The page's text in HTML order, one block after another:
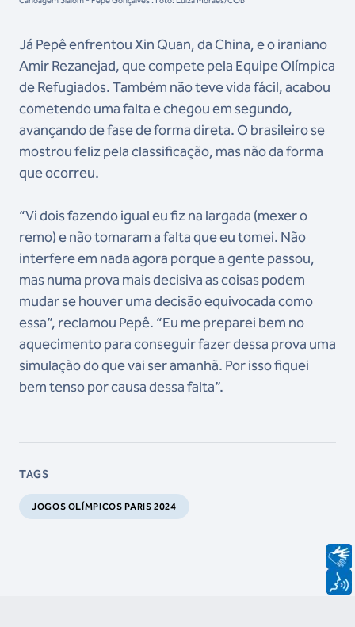
Já Pepê enfrentou Xin Quan, da China, e o iraniano
Amir Rezanejad, que compete pela Equipe Olímpica
de Refugiados. Também não teve vida fácil, acabou
cometendo uma falta e chegou em segundo,
avançando de fase de forma direta. O brasileiro se
mostrou feliz pela classificação, mas não da forma
que ocorreu.
“Vi dois fazendo igual eu fiz na largada (mexer o
remo) e não tomaram a falta que eu tomei. Não
interfere em nada agora porque a gente passou,
mas numa prova mais decisiva as coisas podem
mudar se houver uma decisão equivocada como
essa”, reclamou Pepê. “Eu me preparei bem no
aquecimento para conseguir fazer dessa prova uma
simulação do que vai ser amanhã. Por isso fiquei
bem tenso por causa dessa falta”.
TAGS
JOGOS OLÍMPICOS PARIS 2024